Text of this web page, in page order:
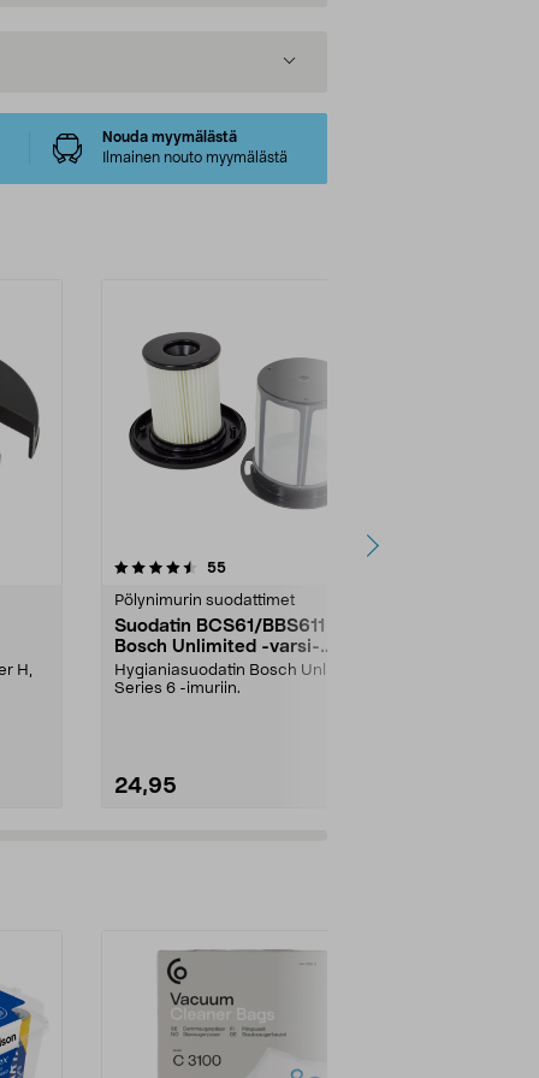
Nouda myymälästä
Ilmainen nouto myymälästä
H,
55arvostelut
Pölynimurin suodattimet
Suodatin BCS61/BBS611
Bosch Unlimited -varsi-
imuriin
Hygianiasuodatin Bosch Unlimited
Series 6 -imuriin.
24,95
3.0 viidestä